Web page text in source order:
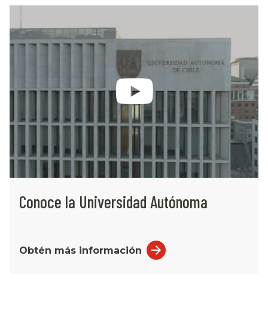
Conoce la Universidad Autónoma
Obtén más información